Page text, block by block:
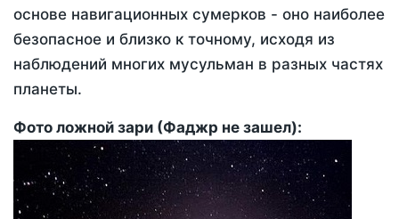
основе навигационных сумерков - оно наиболее
безопасное и близко к точному, исходя из
наблюдений многих мусульман в разных частях
планеты.
Фото ложной зари (Фаджр не зашел):